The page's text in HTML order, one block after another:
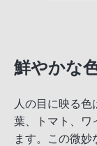
鮮やかな
人の目に映る
葉、トマト、ワ
ます。この微